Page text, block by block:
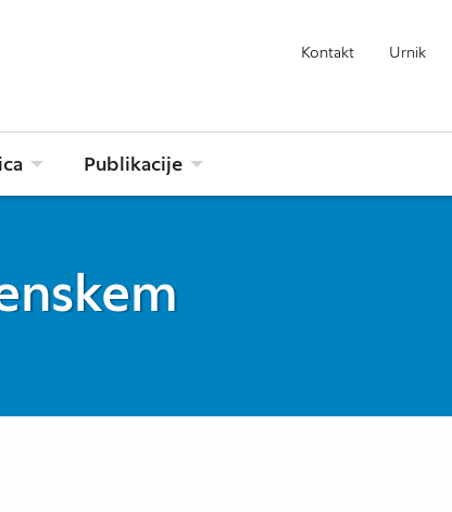
Kontakt Urnik
Publikacije